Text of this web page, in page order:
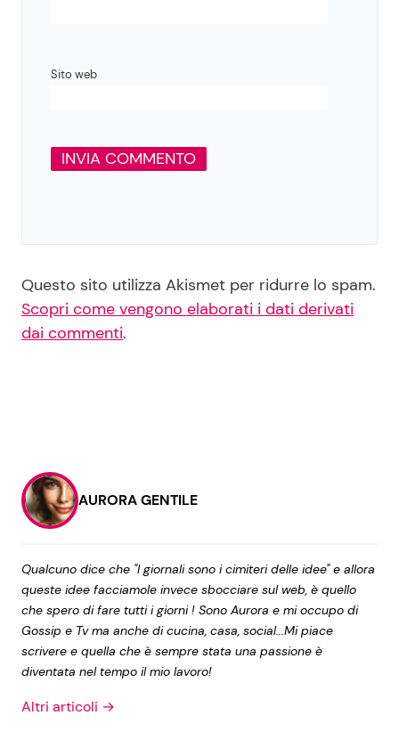
Sito web
Questo sito utilizza Akismet per ridurre lo spam.
Scopri come vengono elaborati i dati derivati
dai commenti.
AURORA GENTILE
Qualcuno dice che "I giornali sono i cimiteri delle idee" e allora
queste idee facciamole invece sbocciare sul web, è quello
che spero di fare tutti i giorni ! Sono Aurora e mi occupo di
Gossip e Tv ma anche di cucina, casa, social...Mi piace
scrivere e quella che è sempre stata una passione è
diventata nel tempo il mio lavoro!
Altri articoli →